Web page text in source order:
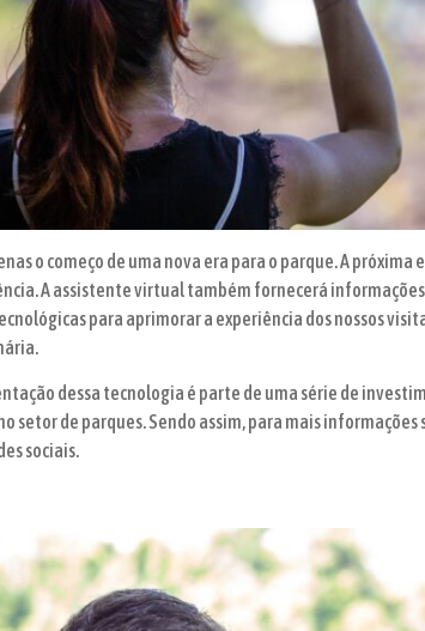
o começo de uma nova era para o parque. A
A assistente virtual também fornecerá
para aprimorar a experiência dos nossos
dessa tecnologia é parte de uma série de
setor de parques. Sendo assim, para mais
sociais.